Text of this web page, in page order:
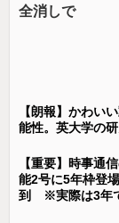
全消しで
【朗報】かわい
能性。英大学の
【重要】時事通
能2号に5年枠登
到 ※実際は3年